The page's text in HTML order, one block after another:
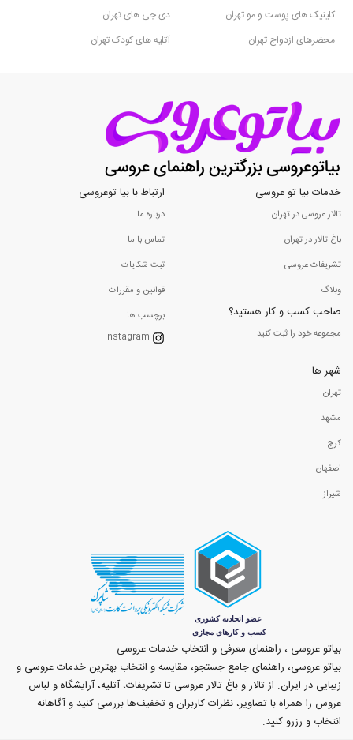
کلینیک های پوست و مو تهران
دی جی های تهران
محضرهای ازدواج تهران
آتلیه های کودک تهران
خدمات بیا تو عروسی
تالار عروسی در تهران
باغ تالار در تهران
تشریفات عروسی
وبلاگ
صاحب کسب و کار هستید؟
مجموعه خود را ثبت کنید...
ارتباط با بیا توعروسی
درباره ما
تماس با ما
ثبت شکایات
قوانین و مقررات
برچسب ها
Instagram
شهر ها
تهران
مشهد
کرج
اصفهان
شیراز
بیاتو عروسی ، راهنمای معرفی و انتخاب خدمات عروسی
بیاتو عروسی، راهنمای جامع جستجو، مقایسه و انتخاب بهترین خدمات عروسی و
زیبایی در ایران. از تالار و باغ تالار عروسی تا تشریفات، آتلیه، آرایشگاه و لباس
عروس را همراه با تصاویر، نظرات کاربران و تخفیف‌ها بررسی کنید و آگاهانه
انتخاب و رزرو کنید.